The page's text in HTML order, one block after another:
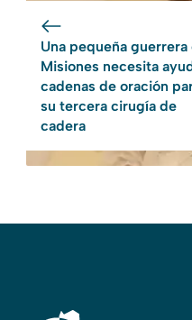
Una pequeña guerrera
Misiones necesita
cadenas de oración
su tercera cirugía de
cadera